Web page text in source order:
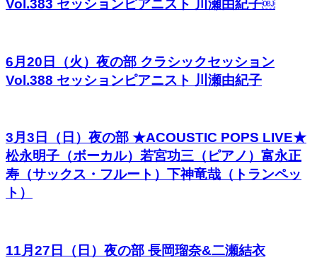
Vol.383 セッションピアニスト 川瀬由紀子￼
6月20日（火）夜の部 クラシックセッション
Vol.388 セッションピアニスト 川瀬由紀子
3月3日（日）夜の部 ★ACOUSTIC POPS LIVE★
松永明子（ボーカル）若宮功三（ピアノ）富永正
寿（サックス・フルート）下神竜哉（トランペッ
ト）
11月27日（日）夜の部 長岡瑠奈&二瀬結衣